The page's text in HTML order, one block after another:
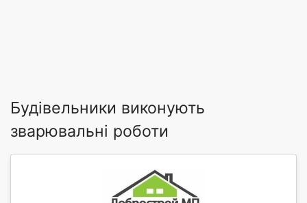
Будівельники виконують
зварювальні роботи